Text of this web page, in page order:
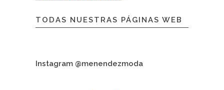
TODAS NUESTRAS PÁGINAS WEB
Instagram @menendezmoda